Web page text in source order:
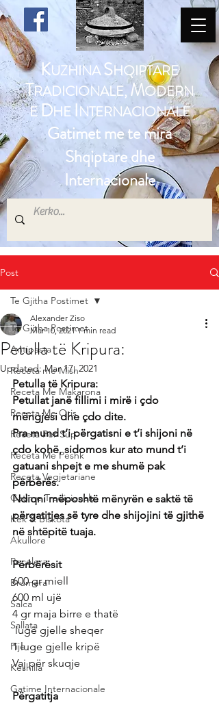
KUZHINASHQIPTARE
TRADICIONALE, MODERN
EDHE INTERNACIONALE
Gatimet me te mira
Shqiptare dhe
Internacionale
Post
Te Gjitha Postimet
Antipasta
Receta me Mish
Receta Me Makarona
Receta Me Oris
Receta Per Sup
Receta Me Peshk
Receta Vegjetariane
Gatime Tradicionale
Kek & Biskota
Akullore
Recelera
Brumera
Salca
Sallata
Pije
Keshilla
Gatime Internacionale
Te Gjitha Postimet
Petulla të Kripura:
Alexander Ziso
Mar 10, 2021 1 min read
Updated:Mar 17, 2021
Petulla të Kripura:
Petullat janë fillimi i mirë i çdo
mëngjesi dhe çdo dite.
Pra mund t’i përgatisni e t’i shijoni në
çdo kohë, sidomos kur ato mund t’i
gatuani shpejt e me shumë pak
përbërës.
Ndiqni mëposhtë mënyrën e saktë të
përgatitjes së tyre dhe shijojini të gjithë
në shtëpitë tuaja.
Përbërësit
600 gr miell
600 ml ujë
4 gr maja birre e thatë
lugë gjelle sheqer
1 luge gjelle kripë
Vaj për skuqje
Përgatitja